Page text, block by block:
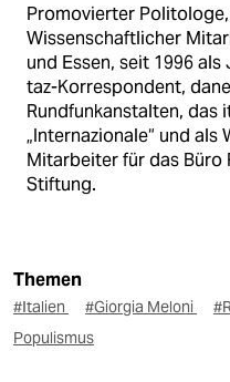
Promovierter
Wissenschaftlicher
und Essen, seit 1996
taz-Korrespondent,
Rundfunkanstalten, das
„Internazionale“ und als
Mitarbeiter für das
Stiftung.
Themen
#Italien #Giorgia Meloni
Populismus